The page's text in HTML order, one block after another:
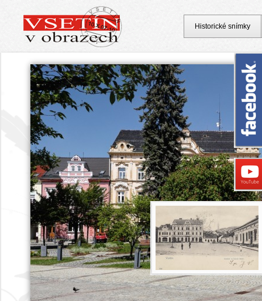
Historické snímky